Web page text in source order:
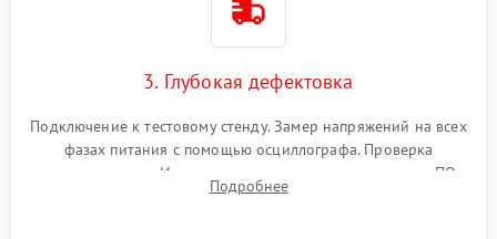
3. Глубокая дефектовка
Подключение к тестовому стенду. Замер напряжений на всех
фазах питания с помощью осциллографа. Проверка
инициализации. Использование специализированного ПО
MATS
Подробнее